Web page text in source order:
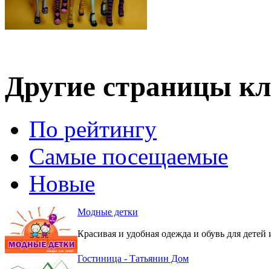
Другие страницы
По рейтингу
Самые посещаемые
Новые
Модные детки
Красивая и удобная одежда и обувь для детей
Гостиница - Татьянин Дом